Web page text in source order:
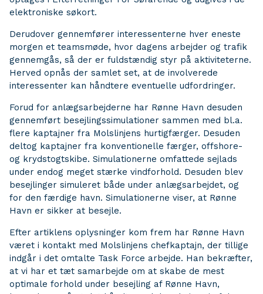
elektroniske søkort.
Derudover gennemfører interessenterne hver eneste
morgen et teamsmøde, hvor dagens arbejder og trafik
gennemgås, så der er fuldstændig styr på aktiviteterne.
Herved opnås der samlet set, at de involverede
interessenter kan håndtere eventuelle udfordringer.
Forud for anlægsarbejderne har Rønne Havn desuden
gennemført besejlingssimulationer sammen med bl.a.
flere kaptajner fra Molslinjens hurtigfærger. Desuden
deltog kaptajner fra konventionelle færger, offshore-
og krydstogtskibe. Simulationerne omfattede sejlads
under endog meget stærke vindforhold. Desuden blev
besejlinger simuleret både under anlægsarbejdet, og
for den færdige havn. Simulationerne viser, at Rønne
Havn er sikker at besejle.
Efter artiklens oplysninger kom frem har Rønne Havn
været i kontakt med Molslinjens chefkaptajn, der tillige
indgår i det omtalte Task Force arbejde. Han bekræfter,
at vi har et tæt samarbejde om at skabe de mest
optimale forhold under besejling af Rønne Havn,